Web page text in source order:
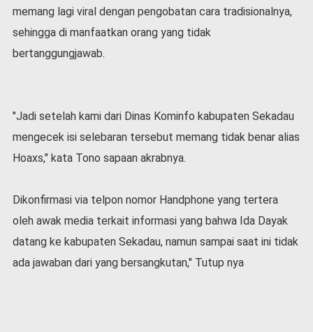
memang lagi viral dengan pengobatan cara tradisionalnya,
sehingga di manfaatkan orang yang tidak
bertanggungjawab.
"Jadi setelah kami dari Dinas Kominfo kabupaten Sekadau
mengecek isi selebaran tersebut memang tidak benar alias
Hoaxs," kata Tono sapaan akrabnya.
Dikonfirmasi via telpon nomor Handphone yang tertera
oleh awak media terkait informasi yang bahwa Ida Dayak
datang ke kabupaten Sekadau, namun sampai saat ini tidak
ada jawaban dari yang bersangkutan," Tutup nya